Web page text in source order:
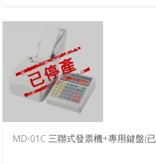
MD-01C 三聯式發票機+專用鍵盤(已